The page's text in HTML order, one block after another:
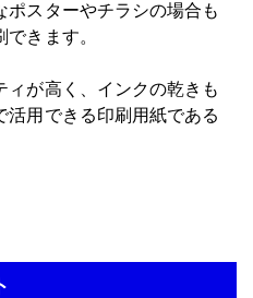
ポスターやチラシの場合も
きます。
ィが高く、インクの乾きも
用できる印刷用紙である